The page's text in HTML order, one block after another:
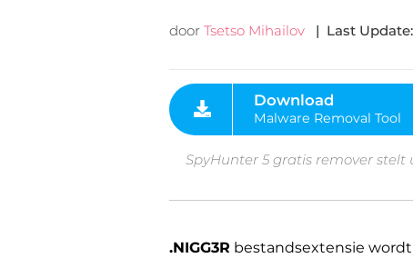
door Tsetso Mihailov | Last Update:
Malware Removal Tool
SpyHunter 5 gratis remover
.NIGG3R bestandsextensie